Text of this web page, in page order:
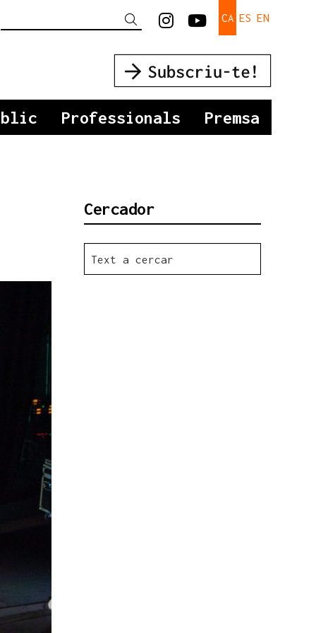
CA ES EN
Link a instagram
Link a
Cercar
Professionals Premsa
Cercador